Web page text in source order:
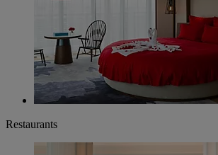
Restaurants